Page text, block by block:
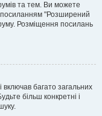
та тем. Ви можете
"Розширений
Розміщення посилань
багато загальних
більш конкретні і